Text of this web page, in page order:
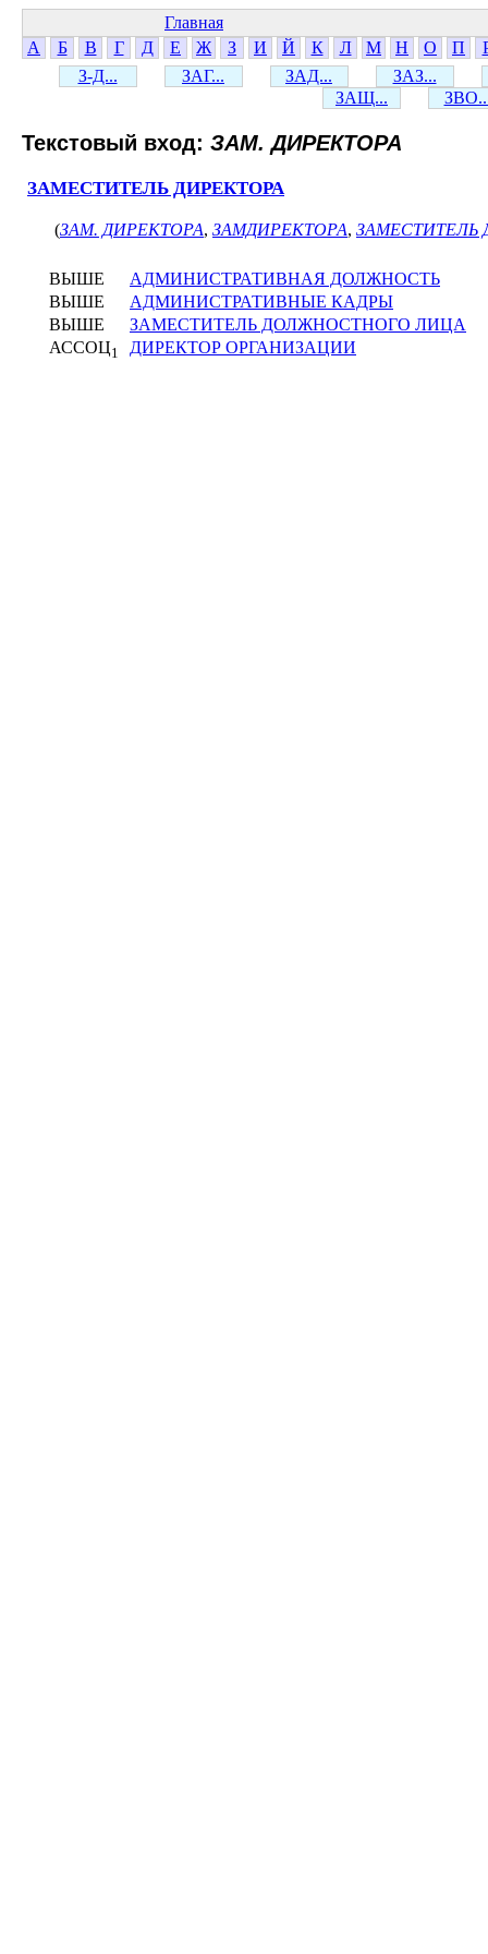
Главная
А
Б В Г Д Е Ж З И Й К Л М Н О П
З-Д...
ЗАГ... ЗАД...
ЗАЗ...
ЗАЩ...
Текстовый вход: ЗАМ. ДИРЕКТОРА
ЗАМЕСТИТЕЛЬ ДИРЕКТОРА
(ЗАМ. ДИРЕКТОРА, ЗАМДИРЕКТОРА, ЗАМЕСТИТЕЛЬ
ВЫШЕ
АДМИНИСТРАТИВНАЯ ДОЛЖНОСТЬ
ВЫШЕ
АДМИНИСТРАТИВНЫЕ КАДРЫ
ВЫШЕ
ЗАМЕСТИТЕЛЬ ДОЛЖНОСТНОГО ЛИЦА
АССОЦ1 ДИРЕКТОР ОРГАНИЗАЦИИ